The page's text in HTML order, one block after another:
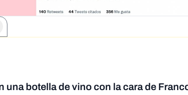
una botella de vino con la cara de